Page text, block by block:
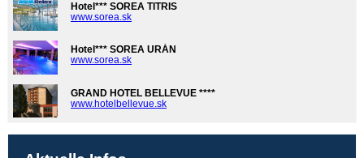
Hotel*** SOREA TITRIS
www.sorea.sk
Hotel*** SOREA URÁN
www.sorea.sk
GRAND HOTEL BELLEVUE ****
www.hotelbellevue.sk